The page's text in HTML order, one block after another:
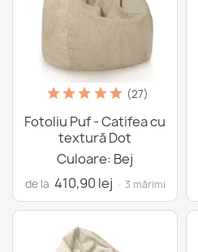
(27)
Fotoliu Puf - Catifea cu
textură Dot
Culoare: Bej
de la 410,90 lej · 3 mărimi